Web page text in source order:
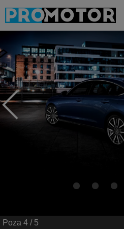
Poza 4 / 5